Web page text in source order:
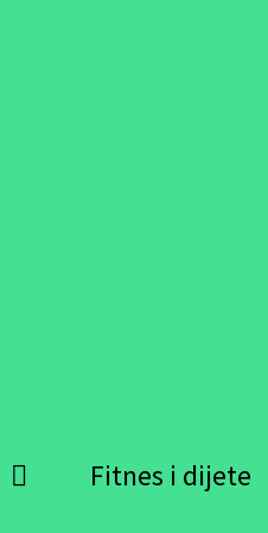
Fitnes i dijete